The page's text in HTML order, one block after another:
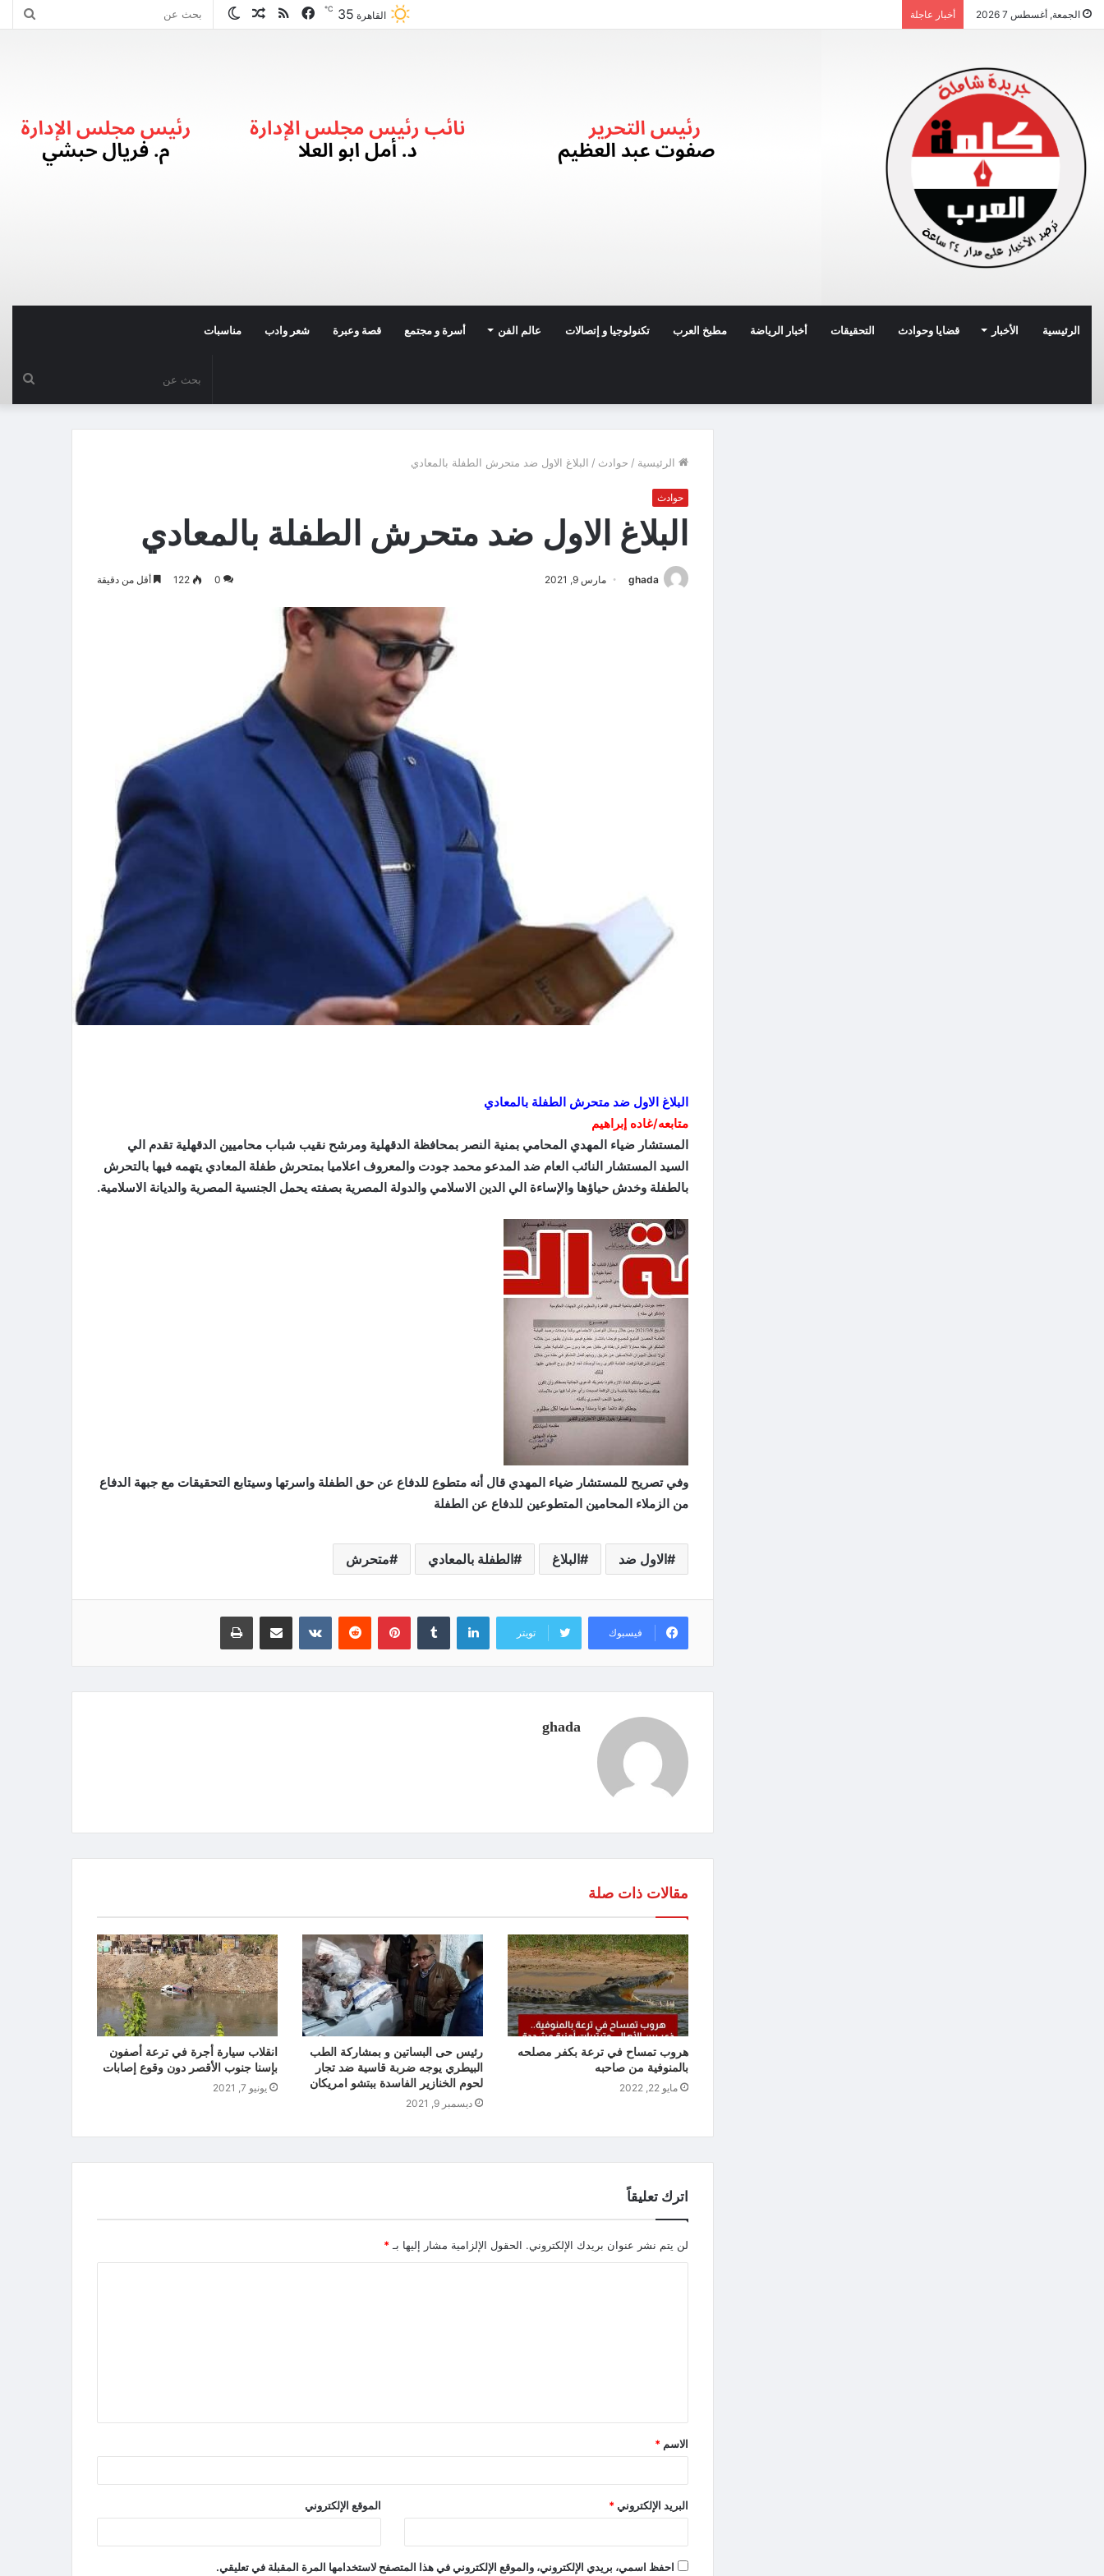
الجمعة, أغسطس 7 2026 أخبار عاجلة
الوضع مقال ملخص
فيسبوك القاهرة 35
℃
الرئيسية الأخبار قضايا وحوادث التحقيقات أخبار الرياضة مطبخ العرب تكنولوجيا و إتصالات عالم الفن أسرة و مجتمع قصة وعبرة شعر وادب مناسبات
الرئيسية / حوادث / البلاغ الاول ضد متحرش الطفلة بالمعادي
حوادث
البلاغ الاول ضد متحرش الطفلة بالمعادي
ghada مارس 9, 2021 0
122 أقل من دقيقة
البلاغ الاول ضد متحرش الطفلة بالمعادي
متابعه/غاده إبراهيم
المستشار ضياء المهدي المحامي بمنية النصر بمحافظة الدقهلية ومرشح نقيب شباب محاميين الدقهلية تقدم الي
السيد المستشار النائب العام ضد المدعو محمد جودت والمعروف اعلاميا بمتحرش طفلة المعادي يتهمه فيها بالتحرش
بالطفلة وخدش حياؤها والإساءة الي الدين الاسلامي والدولة المصرية بصفته يحمل الجنسية المصرية والديانة الاسلامية.
وفي تصريح للمستشار ضياء المهدي قال أنه متطوع للدفاع عن حق الطفلة واسرتها وسيتابع التحقيقات مع جبهة الدفاع
من الزملاء المحامين المتطوعين للدفاع عن الطفلة
الاول ضد البلاغ الطفلة بالمعادي متحرش
فيسبوك تويتر
لينكدإن بينتيريست
ghada
مقالات ذات صلة
هروب تمساح في ترعة بكفر مصلحه
بالمنوفية من صاحبه
مايو 22, 2022
رئيس حى البساتين و بمشاركة الطب
البيطري يوجه ضربة قاسية ضد تجار
لحوم الخنازير الفاسدة ببتشو امريكان
ديسمبر 9, 2021
انقلاب سيارة أجرة في ترعة أصفون
بإسنا جنوب الأقصر دون وقوع إصابات
يونيو 7, 2021
اترك تعليقاً
لن يتم نشر عنوان بريدك الإلكتروني. الحقول الإلزامية مشار إليها بـ*
الاسم *
البريد الإلكتروني* الموقع الإلكتروني
احفظ اسمي، بريدي الإلكتروني، والموقع الإلكتروني في هذا المتصفح لاستخدامها المرة المقبلة في تعليقي.